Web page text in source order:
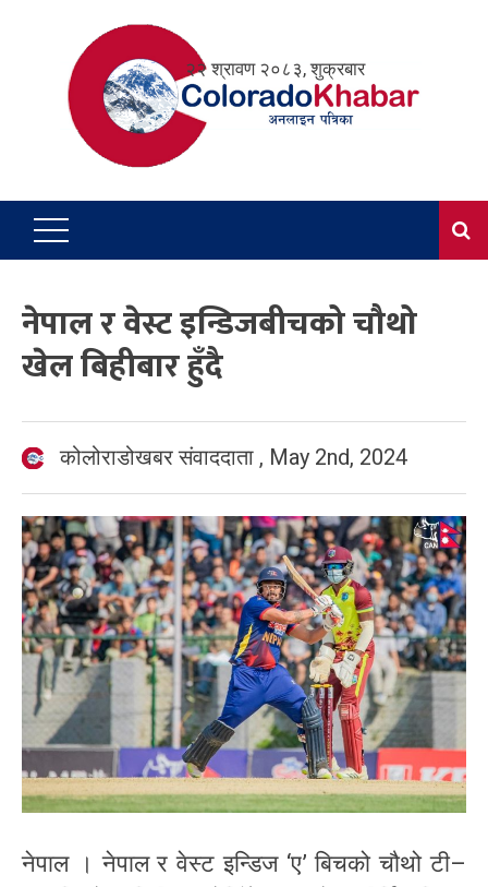
२२ श्रावण २०८३, शुक्रबार
नेपाल र वेस्ट इन्डिजबीचको चौथो
खेल बिहीबार हुँदै
कोलोराडोखबर संवाददाता , May 2nd, 2024
नेपाल । नेपाल र वेस्ट इन्डिज ‘ए’ बिचको चौथो टी–